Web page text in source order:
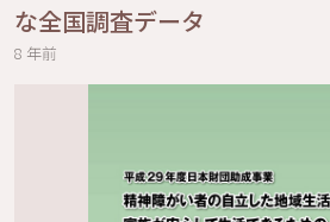
な全国調査データ
8 年前